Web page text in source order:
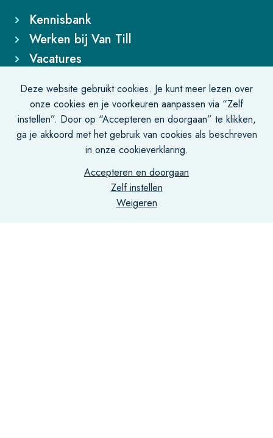
Deze website gebruikt cookies. Je kunt meer lezen over
onze cookies en je voorkeuren aanpassen via “Zelf
instellen”. Door op “Accepteren en doorgaan” te klikken,
ga je akkoord met het gebruik van cookies als beschreven
in onze cookieverklaring.
Accepteren en doorgaan
Zelf instellen
Weigeren
Kennisbank
Werken bij Van Till
Vacatures
Bezoekadres
De Lairessestraat 131-135
1075 HJ Amsterdam
Correspondentieadres